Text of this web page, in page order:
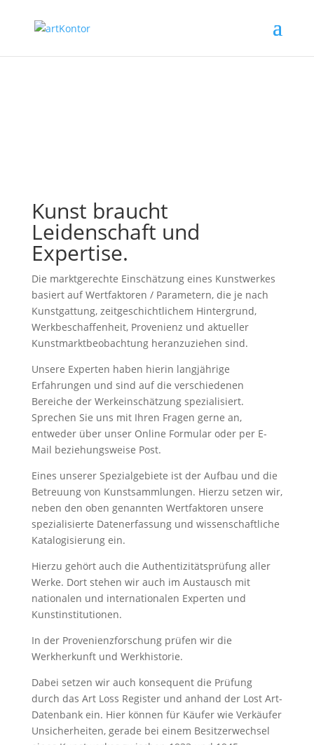
Kunst braucht
Leidenschaft und
Expertise.
Die marktgerechte Einschätzung eines Kunstwerkes
basiert auf Wertfaktoren / Parametern, die je nach
Kunstgattung, zeitgeschichtlichem Hintergrund,
Werkbeschaffenheit, Provenienz und aktueller
Kunstmarktbeobachtung heranzuziehen sind.
Unsere Experten haben hierin langjährige
Erfahrungen und sind auf die verschiedenen
Bereiche der Werkeinschätzung spezialisiert.
Sprechen Sie uns mit Ihren Fragen gerne an,
entweder über unser Online Formular oder per E-
Mail beziehungsweise Post.
Eines unserer Spezialgebiete ist der Aufbau und die
Betreuung von Kunstsammlungen. Hierzu setzen wir,
neben den oben genannten Wertfaktoren unsere
spezialisierte Datenerfassung und wissenschaftliche
Katalogisierung ein.
Hierzu gehört auch die Authentizitätsprüfung aller
Werke. Dort stehen wir auch im Austausch mit
nationalen und internationalen Experten und
Kunstinstitutionen.
In der Provenienzforschung prüfen wir die
Werkherkunft und Werkhistorie.
Dabei setzen wir auch konsequent die Prüfung
durch das Art Loss Register und anhand der Lost Art-
Datenbank ein. Hier können für Käufer wie Verkäufer
Unsicherheiten, gerade bei einem Besitzerwechsel